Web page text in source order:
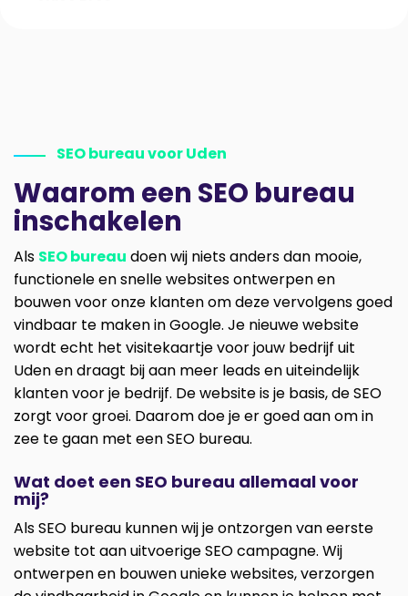
SEO bureau voor Uden
Waarom een SEO bureau
inschakelen
Als SEO bureau doen wij niets anders dan mooie,
functionele en snelle websites ontwerpen en
bouwen voor onze klanten om deze vervolgens goed
vindbaar te maken in Google. Je nieuwe website
wordt echt het visitekaartje voor jouw bedrijf uit
Uden en draagt bij aan meer leads en uiteindelijk
klanten voor je bedrijf. De website is je basis, de SEO
zorgt voor groei. Daarom doe je er goed aan om in
zee te gaan met een SEO bureau.
Wat doet een SEO bureau allemaal voor
mij?
Als SEO bureau kunnen wij je ontzorgen van eerste
website tot aan uitvoerige SEO campagne. Wij
ontwerpen en bouwen unieke websites, verzorgen